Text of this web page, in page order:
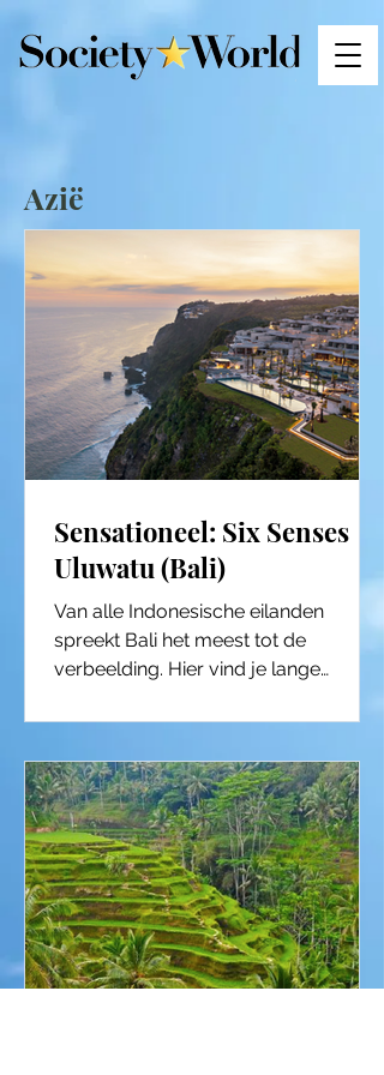
Azië
Sensationeel: Six Senses
Uluwatu (Bali)
Van alle Indonesische eilanden
spreekt Bali het meest tot de
verbeelding. Hier vind je lange
imposante...